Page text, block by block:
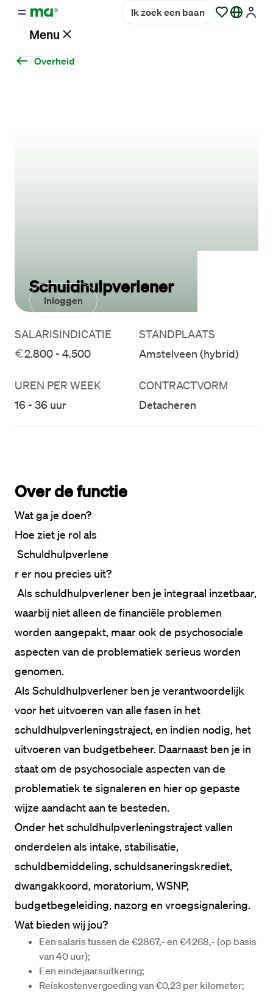
Menu
Inloggen
Ik zoek een baan
Overheid
Schuldhulpverlener
SALARISINDICATIE
2.800 - 4.500
STANDPLAATS
Amstelveen (hybrid)
UREN PER WEEK
16 - 36 uur
CONTRACTVORM
Detacheren
Over de functie
Wat ga je doen?
Hoe ziet je rol als
Schuldhulpverlene
r er nou precies uit?
waarbij niet alleen de financiële problemen
worden aangepakt, maar ook de psychosociale
aspecten van de problematiek serieus worden
genomen.
Als Schuldhulpverlener ben je verantwoordelijk
voor het uitvoeren van alle fasen in het
schuldhulpverleningstraject, en indien nodig, het
uitvoeren van budgetbeheer. Daarnaast ben je in
staat om de psychosociale aspecten van de
problematiek te signaleren en hier op gepaste
wijze aandacht aan te besteden.
Onder het schuldhulpverleningstraject vallen
onderdelen als intake, stabilisatie,
schuldbemiddeling, schuldsaneringskrediet,
dwangakkoord, moratorium, WSNP,
Wat bieden wij jou?
Een salaris tussen de €2867,- en €4268,- (op basis
van 40 uur);
Een eindejaarsuitkering;
Reiskostenvergoeding van €0,23 per kilometer;